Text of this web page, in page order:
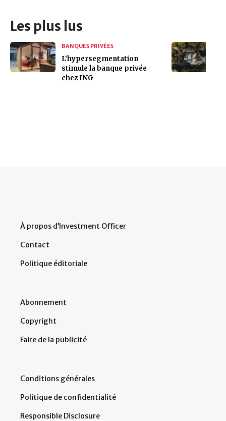
Les plus lus
BANQUES PRIVÉES
L’hypersegmentation
stimule la banque privée
chez ING
À propos d’Investment Officer
Contact
Politique éditoriale
Abonnement
Copyright
Faire de la publicité
Conditions générales
Politique de confidentialité
Responsible Disclosure